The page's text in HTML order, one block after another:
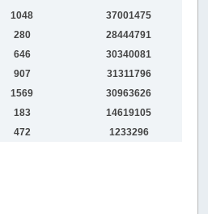
1048
37001475
280
28444791
646
30340081
907
31311796
1569
30963626
183
14619105
472 1233296